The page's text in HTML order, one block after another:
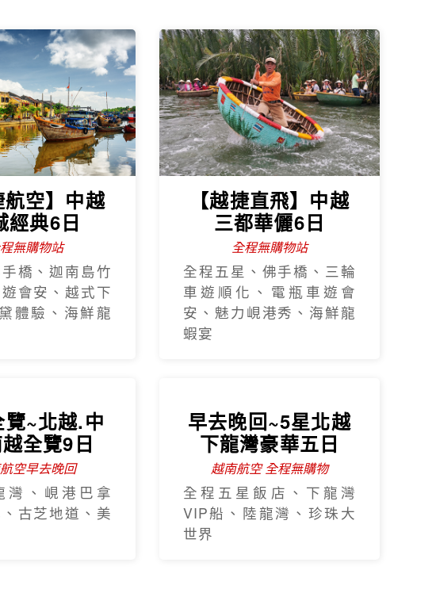
航空】中越
經典6日
無購物站
橋、迦南島竹
會安、越式下
體驗、海鮮龍
【越捷直飛】中越
三都華儷6日
全程無購物站
全程五星、佛手橋、三輪
車遊順化、電瓶車遊會
安、魅力峴港秀、海鮮龍
蝦宴
~北越.中
早去晚回~5星北越
下龍灣豪華五日
越南航空 全程無購物
全程五星飯店、下龍灣
VIP船、陸龍灣、珍珠大
世界